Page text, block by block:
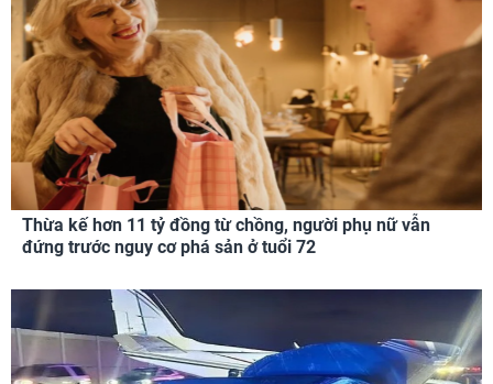
Thừa kế hơn 11 tỷ đồng từ chồng, người phụ nữ vẫn
đứng trước nguy cơ phá sản ở tuổi 72